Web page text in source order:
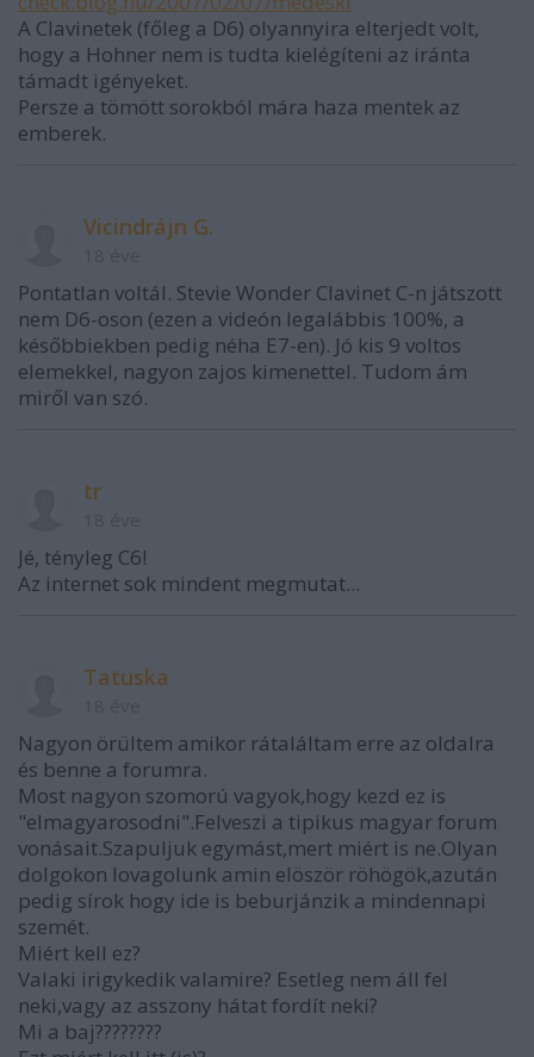
A Clavinetek (főleg a D6) olyannyira elterjedt volt,
hogy a Hohner nem is tudta kielégíteni az iránta
támadt igényeket.
Persze a tömött sorokból mára haza mentek az
emberek.
Vicindrájn G.
Pontatlan voltál. Stevie Wonder Clavinet C-n játszott
nem D6-oson (ezen a videón legalábbis 100%, a
későbbiekben pedig néha E7-en). Jó kis 9 voltos
elemekkel, nagyon zajos kimenettel. Tudom ám
miről van szó.
tr
Jé, tényleg C6!
Az internet sok mindent megmutat...
Tatuska
Nagyon örültem amikor rátaláltam erre az oldalra
és benne a forumra.
Most nagyon szomorú vagyok,hogy kezd ez is
"elmagyarosodni".Felveszi a tipikus magyar forum
vonásait.Szapuljuk egymást,mert miért is ne.Olyan
dolgokon lovagolunk amin elöször röhögök,azután
pedig sírok hogy ide is beburjánzik a mindennapi
szemét.
Miért kell ez?
Valaki irigykedik valamire? Esetleg nem áll fel
neki,vagy az asszony hátat fordít neki?
Mi a baj????????